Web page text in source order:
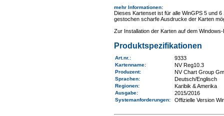
mehr Informationen:
Dieses Kartenset ist für alle WinGPS 5 und
gestochen scharfe Ausdrucke der Karten
Zur Installation der Karten auf dem
Produktspezifikationen
Art.nr. : 9333
Kartenname: NV Reg10.3
Produzent: NV Chart Group
Sprachen: Deutsch/Englisch
Regionen: Karibik & Amerika
Ausgabe: 2015/2016
Systemanforderungen: Offizielle Version